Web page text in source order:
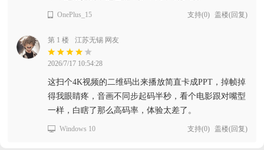
OnePlus_15 支持(0) 盖楼(回复)
第 1 楼 江苏无锡 网友
2026/7/17 10:54:28
这扫个4K视频的二维码出来播放简直卡成PPT，掉帧掉
得我眼睛疼，音画不同步起码半秒，看个电影跟对嘴型
一样，白瞎了那么高码率，体验太差了。
Windows 10 支持(0) 盖楼(回复)